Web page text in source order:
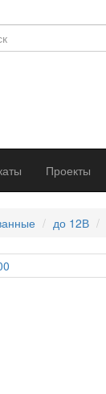
Проекты
до 12В